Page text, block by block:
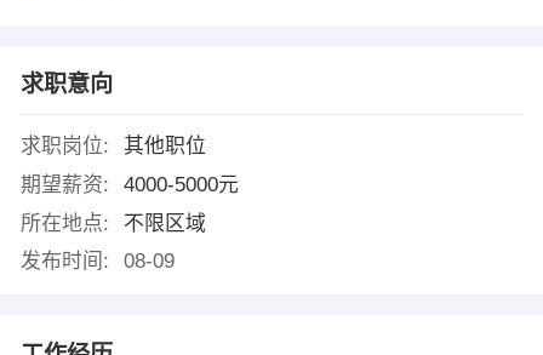
求职意向
求职岗位:
其他职位
期望薪资:
4000-5000元
所在地点:
不限区域
发布时间:
08-09